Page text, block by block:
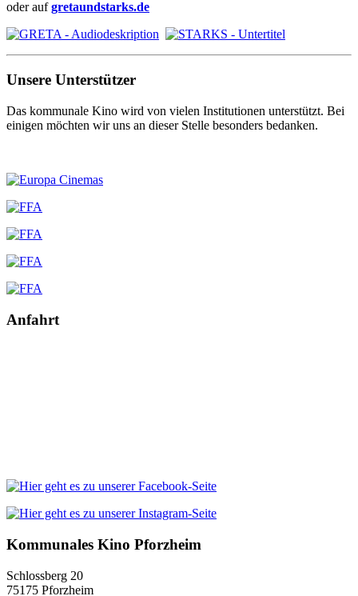
oder aufgretaundstarks.de
Unsere Unterstützer
Das kommunale Kino wird von vielen Institutionen unterstützt. Bei
einigen möchten wir uns an dieser Stelle besonders bedanken.
Anfahrt
Kommunales Kino Pforzheim
Schlossberg 20
75175 Pforzheim